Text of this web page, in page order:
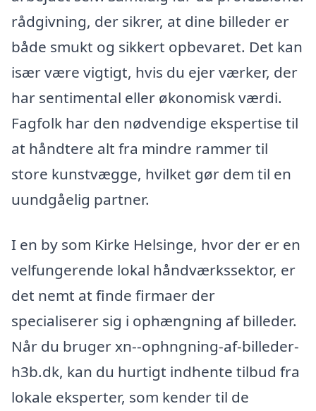
rådgivning, der sikrer, at dine billeder er
både smukt og sikkert opbevaret. Det kan
især være vigtigt, hvis du ejer værker, der
har sentimental eller økonomisk værdi.
Fagfolk har den nødvendige ekspertise til
at håndtere alt fra mindre rammer til
store kunstvægge, hvilket gør dem til en
uundgåelig partner.
I en by som Kirke Helsinge, hvor der er en
velfungerende lokal håndværkssektor, er
det nemt at finde firmaer der
specialiserer sig i ophængning af billeder.
Når du bruger xn--ophngning-af-billeder-
h3b.dk, kan du hurtigt indhente tilbud fra
lokale eksperter, som kender til de